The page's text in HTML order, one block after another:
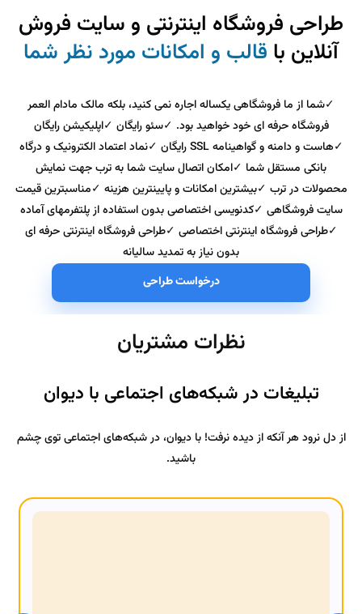
طراحی فروشگاه اینترنتی و سایت فروش
آنلاین با قالب و امکانات مورد نظر شما
✓شما از ما فروشگاهی یکساله اجاره نمی کنید، بلکه مالک مادام العمر
فروشگاه حرفه ای خود خواهید بود. ✓سئو رایگان ✓اپلیکیشن رایگان
✓هاست و دامنه و گواهینامه SSL رایگان ✓نماد اعتماد الکترونیک و درگاه
بانکی مستقل شما ✓امکان اتصال سایت شما به ترب جهت نمایش
محصولات در ترب ✓بیشترین امکانات و پایینترین هزینه ✓مناسبترین قیمت
سایت فروشگاهی ✓کدنویسی اختصاصی بدون استفاده از پلتفرمهای آماده
✓طراحی فروشگاه اینترنتی اختصاصی ✓طراحی فروشگاه اینترنتی حرفه ای
بدون نیاز به تمدید سالیانه
درخواست طراحی
نظرات مشتریان
تبلیغات در شبکه‌های اجتماعی با دیوان
از دل نرود هر آنکه از دیده نرفت! با دیوان، در شبکه‌های اجتماعی توی چشم
باشید.